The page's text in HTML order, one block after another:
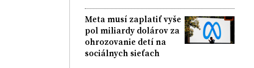
Meta musí zaplatiť vyše
pol miliardy dolárov za
ohrozovanie detí na
sociálnych sieťach